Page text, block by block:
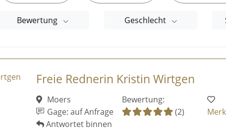
Bewertung Geschlecht
Freie Rednerin Kristin Wirtgen
Moers
Gage: auf Anfrage
Antwortet binnen
Bewertung:
(2)